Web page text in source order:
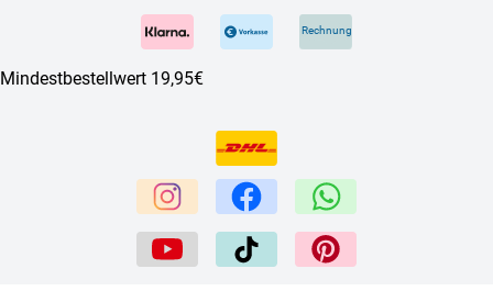
Rechnung
Mindestbestellwert 19,95€